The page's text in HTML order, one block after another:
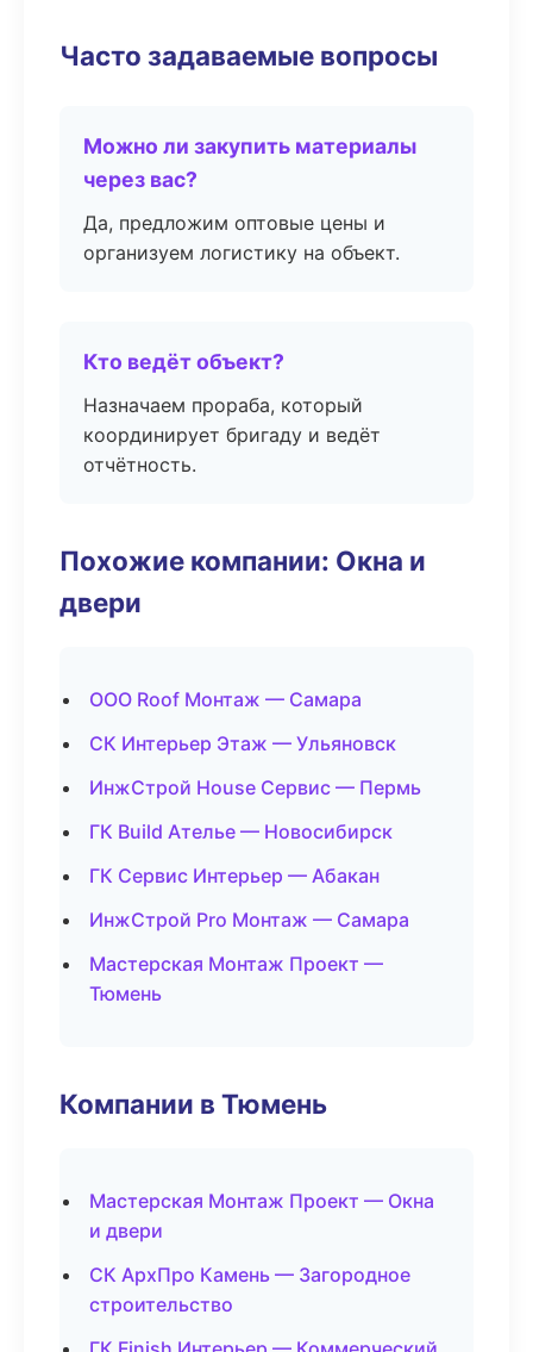
Часто задаваемые вопросы
Можно ли закупить материалы
через вас?
Да, предложим оптовые цены и
организуем логистику на объект.
Кто ведёт объект?
Назначаем прораба, который
координирует бригаду и ведёт
отчётность.
Похожие компании: Окна и
двери
ООО Roof Монтаж — Самара
СК Интерьер Этаж — Ульяновск
ИнжСтрой House Сервис — Пермь
ГК Build Ателье — Новосибирск
ГК Сервис Интерьер — Абакан
ИнжСтрой Pro Монтаж — Самара
Мастерская Монтаж Проект —
Тюмень
Компании в Тюмень
Мастерская Монтаж Проект — Окна
и двери
СК АрхПро Камень — Загородное
строительство